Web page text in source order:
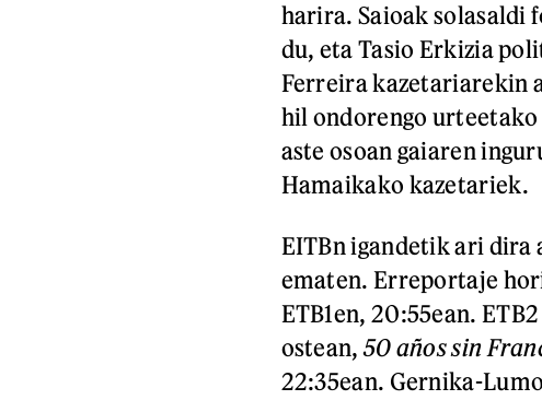
harira. Saioak solasaldi
du, eta Tasio Erkizia
Ferreira kazetariarekin
hil ondorengo
aste osoan gaiaren
Hamaikako kazetariek.
EITBn igandetik ari
ematen. Erreportaje
ETB1en, 20:55ean.
ostean,50 años sin
22:35ean. Gernika-